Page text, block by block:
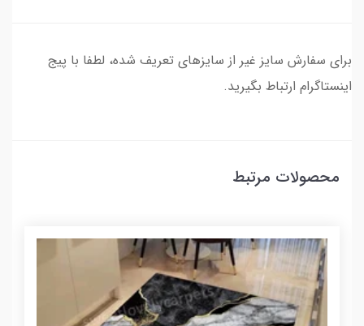
برای سفارش سایز غیر از سایزهای تعریف شده، لطفا با پیج
اینستاگرام ارتباط بگیرید.
محصولات مرتبط